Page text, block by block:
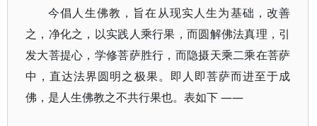
今倡人生佛教，旨在从现实人生为基础，改善
之，净化之，以实践人乘行果，而圆解佛法真理，引
发大菩提心，学修菩萨胜行，而隐摄天乘二乘在菩萨
中，直达法界圆明之极果。即人即菩萨而进至于成
佛，是人生佛教之不共行果也。表如下 ——